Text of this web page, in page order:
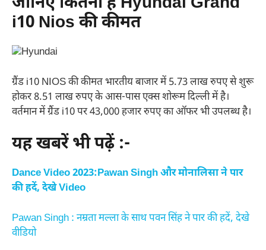
i10 Nios की कीमत
ग्रैंड i10 NIOS की कीमत भारतीय बाजार में 5.73 लाख रुपए से शुरू
होकर 8.51 लाख रुपए के आस-पास एक्स शोरूम दिल्ली में है।
वर्तमान में ग्रैंड i10 पर 43,000 हजार रुपए का ऑफर भी उपलब्ध है।
यह खबरें भी पढ़ें :-
Dance Video 2023:Pawan Singh और मोनालिसा ने पार
की हदें, देखे Video
Pawan Singh : नम्रता मल्ला के साथ पवन सिंह ने पार की हदें, देखे
वीडियो